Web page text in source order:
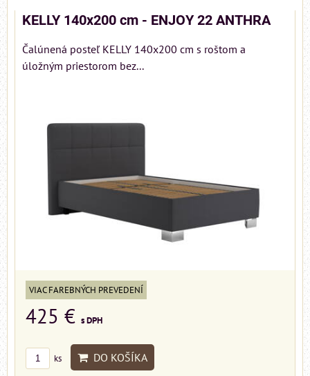
KELLY 140x200 cm - ENJOY 22 ANTHRA
Čalúnená posteľ KELLY 140x200 cm s roštom a
úložným priestorom bez...
VIAC FAREBNÝCH PREVEDENÍ
425 € s DPH
ks DO KOŠÍKA